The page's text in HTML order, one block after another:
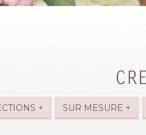
+ SUR MESURE +